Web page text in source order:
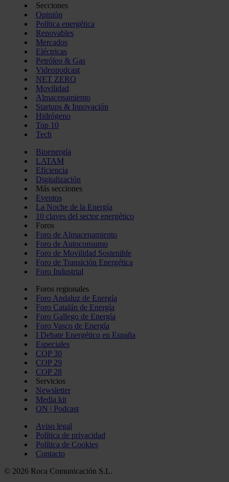
Secciones
Opinión
Política energética
Renovables
Mercados
Eléctricas
Petróleo & Gas
Videopodcast
NET ZERO
Movilidad
Almacenamiento
Startups & Innovación
Hidrógeno
Top 10
Tech
Bioenergía
LATAM
Eficiencia
Digitalización
Más secciones
Eventos
La Noche de la Energía
10 claves del sector energético
Foros
Foro de Almacenamiento
Foro de Autoconsumo
Foro de Movilidad Sostenible
Foro de Transición Energética
Foro Industrial
Foros regionales
Foro Andaluz de Energía
Foro Catalán de Energía
Foro Gallego de Energía
Foro Vasco de Energía
I Debate Energético en España
Especiales
COP 30
COP 29
COP 28
Servicios
Newsletter
Media kit
ON | Podcast
Aviso legal
Política de privacidad
Política de Cookies
Contacto
© 2026 Roca Comunicación S.L.